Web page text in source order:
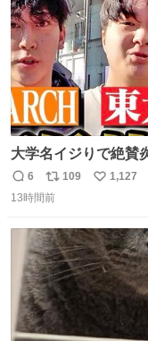
大学名イジりで絶賛
問題はこっちでは？ ・都内の特定企業に入るのを極度に推
奨し，それ以外の地
化する ・院生が研
過去例↓
返
信
6
リ
ポ
ト
数
109
い
数
1,127
13時間前